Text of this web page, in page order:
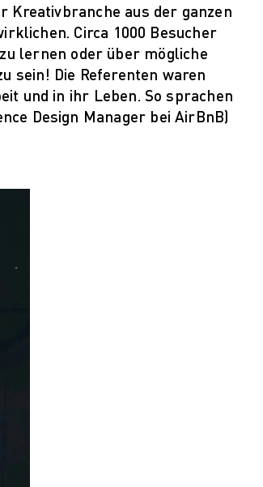
Kreativbranche aus der ganzen
Circa 1000 Besucher
lernen oder über mögliche
sein! Die Referenten waren
und in ihr Leben. So sprachen
Design Manager bei AirBnB)